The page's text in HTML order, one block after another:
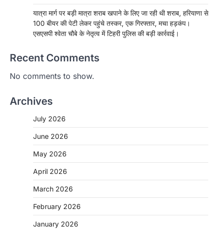
यात्रा मार्ग पर बड़ी मात्रा शराब खपाने के लिए जा रही थी शराब, हरियाणा से
100 बीयर की पेटी लेकर पहुंचे तस्कर, एक गिरफ्तार, मचा हड़कंप।
एसएसपी श्वेता चौबे के नेतृत्व में टिहरी पुलिस की बड़ी कार्रवाई।
Recent Comments
No comments to show.
Archives
July 2026
June 2026
May 2026
April 2026
March 2026
February 2026
January 2026